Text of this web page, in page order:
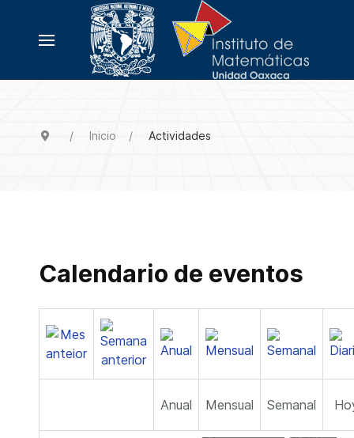
Inicio Actividades
Calendario de eventos
Anual Mensual Semanal